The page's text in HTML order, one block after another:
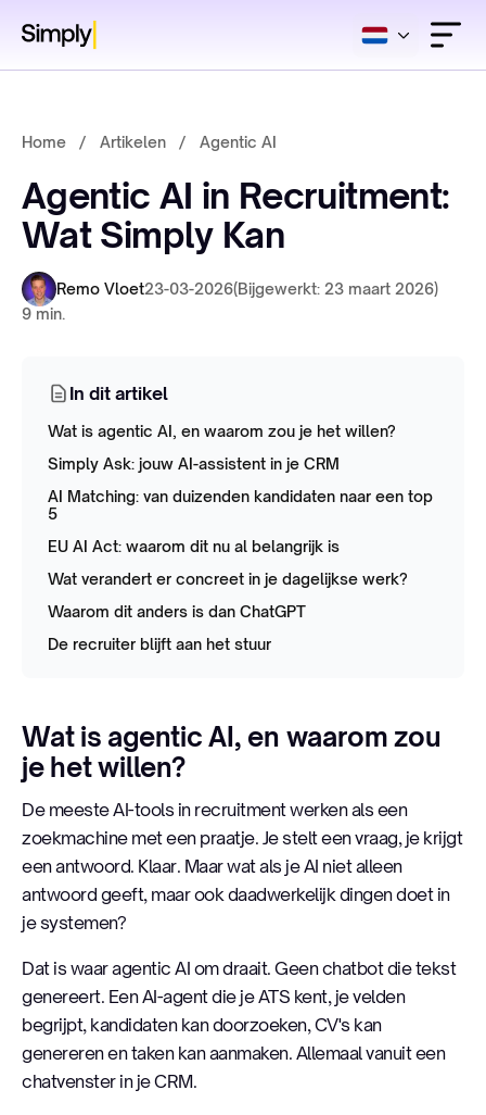
Home / Artikelen / Agentic AI
Agentic AI in Recruitment:
Wat Simply Kan
Remo Vloet23-03-2026(Bijgewerkt: 23 maart 2026)
9 min.
In dit artikel
Wat is agentic AI, en waarom zou je het willen?
Simply Ask: jouw AI-assistent in je CRM
AI Matching: van duizenden kandidaten naar een top
5
EU AI Act: waarom dit nu al belangrijk is
Wat verandert er concreet in je dagelijkse werk?
Waarom dit anders is dan ChatGPT
De recruiter blijft aan het stuur
Wat is agentic AI, en waarom zou
je het willen?
De meeste AI-tools in recruitment werken als een
zoekmachine met een praatje. Je stelt een vraag, je krijgt
een antwoord. Klaar. Maar wat als je AI niet alleen
antwoord geeft, maar ook daadwerkelijk dingen doet in
je systemen?
Dat is waar agentic AI om draait. Geen chatbot die tekst
genereert. Een AI-agent die je ATS kent, je velden
begrijpt, kandidaten kan doorzoeken, CV's kan
genereren en taken kan aanmaken. Allemaal vanuit een
chatvenster in je CRM.